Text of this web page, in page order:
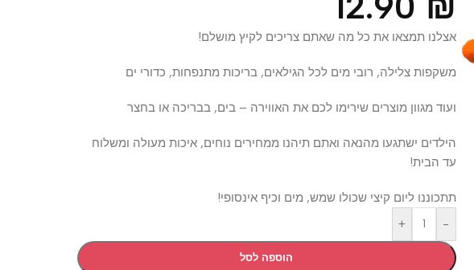
תמצאו את כל מה שאתם צריכים לקיץ מושלם!
משקפות צלילה, רובי מים לכל הגילאים, בריכות מתנפחות, כדורי ים
ועוד מגוון מוצרים שירימו לכם את האווירה – בים, בבריכה או בחצר
הילדים ישתגעו מהנאה ואתם תיהנו ממחירים נוחים, איכות מעולה ומשלוח
עד הבית!
תתכוננו ליום קיצי שכולו שמש, מים וכיף אינסופי!
+
הוספה לסל